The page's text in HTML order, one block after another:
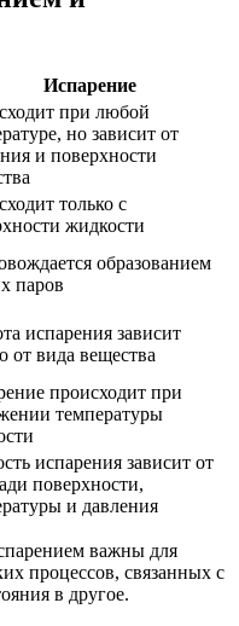
Испарение
при любой
но зависит от
и поверхности
только с
жидкости
образованием
паров
испарения зависит
от вида вещества
происходит при
температуры
испарения зависит от
поверхности,
и давления
важны для
процессов, связанных с
в другое.